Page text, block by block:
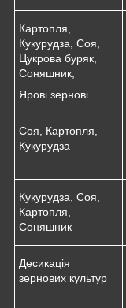
Картопля,
Кукурудза, Соя,
Цукрова буряк,
Соняшник,
Ярові зернові.
Соя, Картопля,
Кукурудза
Кукурудза, Соя,
Картопля,
Соняшник
Десикація
зернових культур